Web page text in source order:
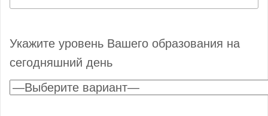
Укажите уровень Вашего образования на
сегодняшний день